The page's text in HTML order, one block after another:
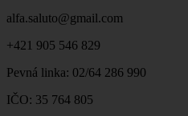
alfa.saluto@gmail.com
+421 905 546 829
Pevná linka: 02/64 286 990
IČO: 35 764 805